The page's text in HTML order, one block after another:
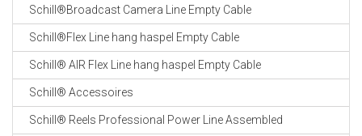
Schill®Broadcast Camera Line Empty Cable
Schill®Flex Line hang haspel Empty Cable
Schill® AIR Flex Line hang haspel Empty Cable
Schill® Accessoires
Schill® Reels Professional Power Line Assembled